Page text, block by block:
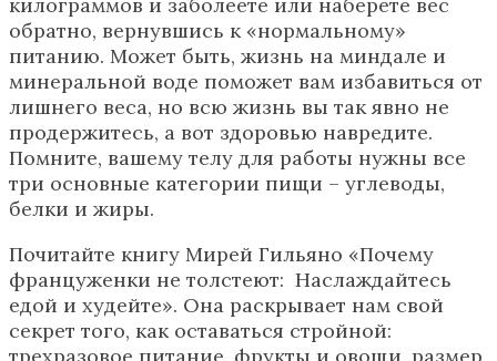
обратно, вернувшись к «нормальному»
питанию. Может быть, жизнь на миндале и
минеральной воде поможет вам избавиться от
лишнего веса, но всю жизнь вы так явно не
продержитесь, а вот здоровью навредите.
Помните, вашему телу для работы нужны все
три основные категории пищи – углеводы,
белки и жиры.
Почитайте книгу Мирей Гильяно «Почему
француженки не толстеют: Наслаждайтесь
едой и худейте». Она раскрывает нам свой
секрет того, как оставаться стройной: